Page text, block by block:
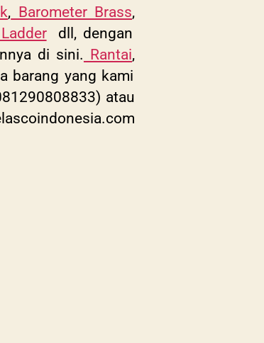
, Barometer Brass,
dll, dengan
di sini. Rantai,
barang yang kami
atau